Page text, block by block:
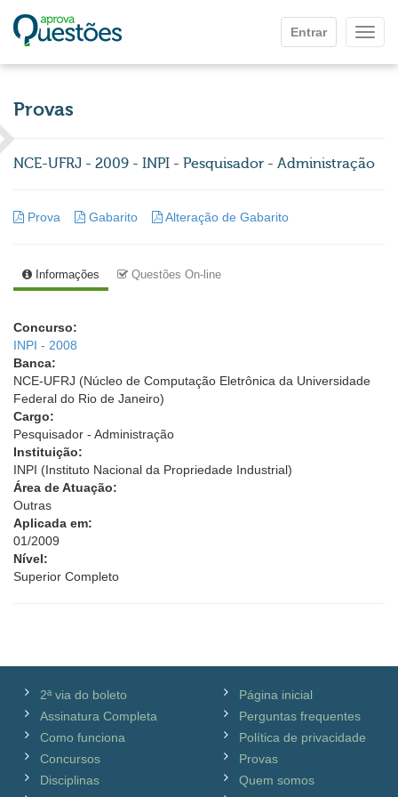
Entrar
Provas
NCE-UFRJ - 2009 - INPI - Pesquisador - Administração
Prova Gabarito Alteração de Gabarito
Informações Questões On-line
Concurso:
INPI - 2008
Banca:
NCE-UFRJ (Núcleo de Computação Eletrônica da Universidade
Federal do Rio de Janeiro)
Cargo:
Pesquisador - Administração
Instituição:
INPI (Instituto Nacional da Propriedade Industrial)
Área de Atuação:
Outras
Aplicada em:
01/2009
Nível:
Superior Completo
2ª via do boleto
Assinatura Completa
Como funciona
Concursos
Disciplinas
Página inicial
Perguntas frequentes
Política de privacidade
Provas
Quem somos